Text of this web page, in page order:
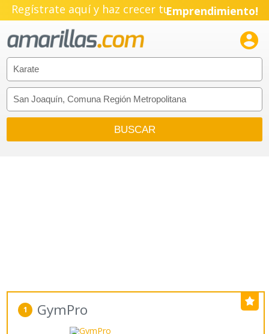
Regístrate aquí y haz crecer tuEmprendimiento!

1 GymPro